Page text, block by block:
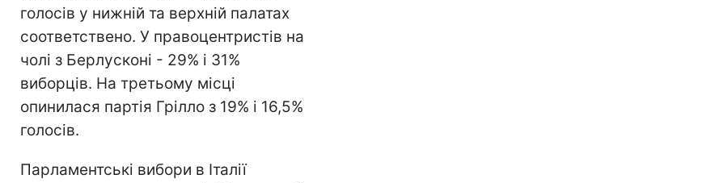
голосів у нижній та верхній палатах
соответствено. У правоцентристів на
чолі з Берлусконі - 29% і 31%
виборців. На третьому місці
опинилася партія Грілло з 19% і 16,5%
голосів.
Парламентські вибори в Італії